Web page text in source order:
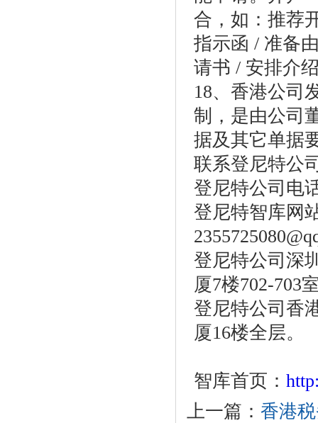
合，如：推荐
指示函 / 准备
请书 / 安排介
18、香港公司
制，是由公司
据及其它单据
联系登尼特公
登尼特公司电
登尼特智库网
登尼特公司深
厦7楼702-703
登尼特公司香
厦16楼全层。
智库首页：
上一篇： 香港